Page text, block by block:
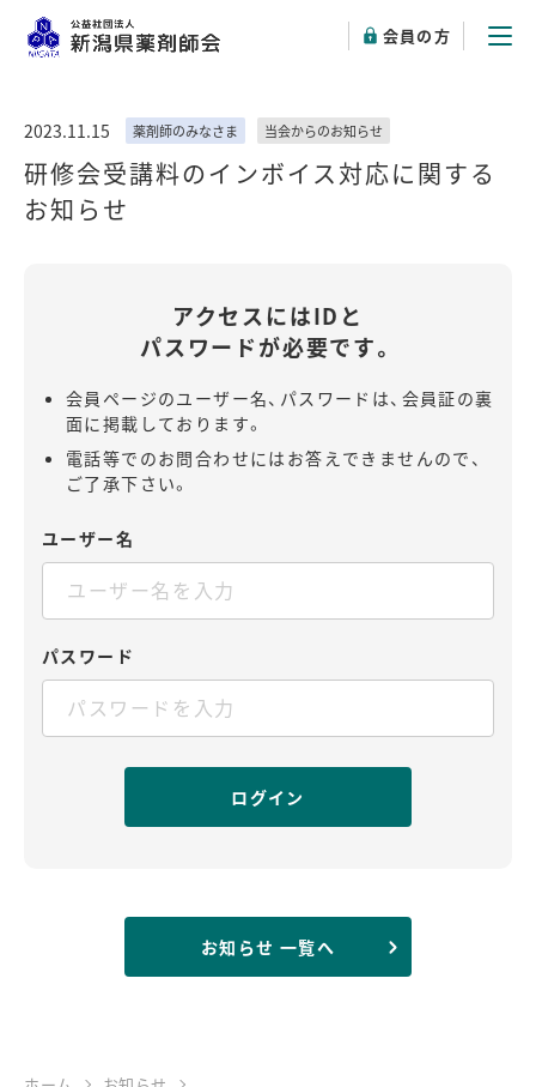
会員の方
研修会受講料のインボイス対応に関する
お知らせ
2023.11.15 薬剤師のみなさま 当会からのお知らせ
アクセスにはIDと
パスワードが必要です。
会員ページのユーザー名、パスワードは、会員証の裏
面に掲載しております。
電話等でのお問合わせにはお答えできませんので、
ご了承下さい。
ユーザー名
パスワード
お知らせ 一覧へ